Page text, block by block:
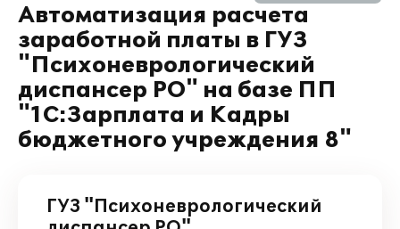
Автоматизация расчета
заработной платы в ГУЗ
"Психоневрологический
диспансер РО" на базе ПП
"1С:Зарплата и Кадры
бюджетного учреждения 8"
ГУЗ "Психоневрологический